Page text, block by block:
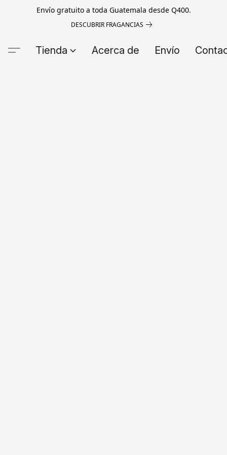
Envío gratuito a toda Guatemala desde Q400.
DESCUBRIR FRAGANCIAS
Tienda Acerca de Envío